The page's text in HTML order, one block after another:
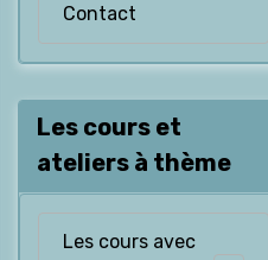
Contact
Les cours et
ateliers à thème
Les cours avec